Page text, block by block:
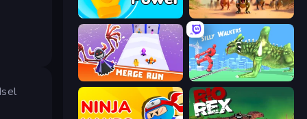
Glove Power Stickman: Dinosaur Arena
Merge Run Silly Walkers